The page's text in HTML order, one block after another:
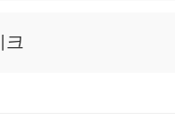
크